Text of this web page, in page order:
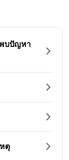
บปัญหา
ตุ